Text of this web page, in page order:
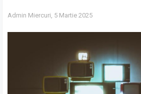
Admin Miercuri, 5 Martie 2025